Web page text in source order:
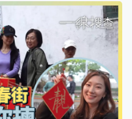
公司打嚟，通常我都唔聽
間多咗好多留言，打爆我
公司，話搵某某小姐，佢
，電話內容係叫佢打返
年11月中起，陳小姐（化
電，每日如是，打足一個
10個來電，「一見到個
唔係咁客氣，變咗都有少